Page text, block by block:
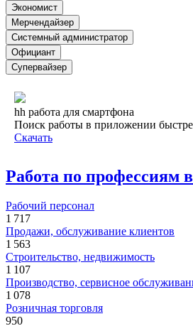
Экономист
Мерчендайзер
Системный администратор
Официант
Супервайзер
hh работа для смартфона
Поиск работы в приложении
Скачать
Работа по профессиям
Рабочий персонал
1 717
Продажи, обслуживание клиентов
1 563
Строительство, недвижимость
1 107
Производство, сервисное
1 078
Розничная торговля
950